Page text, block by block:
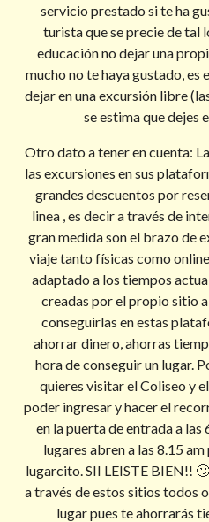
servicio prestado si te ha
turista que se precie de tal
educación no dejar una
mucho no te haya gustado, es
dejar en una excursión libre
se estima que dejes
Otro dato a tener en cuenta:
las excursiones en sus
grandes descuentos por
linea , es decir a través de
gran medida son el brazo de
viaje tanto físicas como
adaptado a los tiempos
creadas por el propio sitio
conseguirlas en estas
ahorrar dinero, ahorras
hora de conseguir un lugar.
quieres visitar el Coliseo y
poder ingresar y hacer el
en la puerta de entrada a las
lugares abren a las 8.15
lugarcito. SII LEISTE BIEN!!
a través de estos sitios todos
lugar pues te ahorrarás